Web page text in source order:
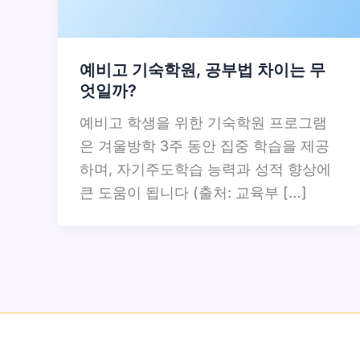
예비고 기숙학원, 공부법 차이는 무
엇일까?
예비고 학생을 위한 기숙학원 프로그램
은 겨울방학 3주 동안 집중 학습을 제공
하며, 자기주도학습 능력과 성적 향상에
큰 도움이 됩니다 (출처: 교육부 […]